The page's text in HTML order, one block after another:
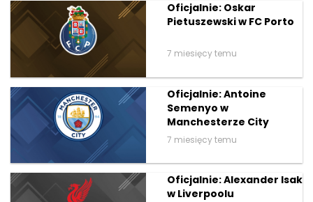
Oficjalnie: Oskar
Pietuszewski w FC Porto
7 miesięcy temu
Oficjalnie: Antoine
Semenyo w
Manchesterze City
7 miesięcy temu
Oficjalnie: Alexander Isak
w Liverpoolu